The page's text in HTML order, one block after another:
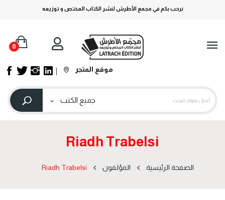
نرحب بكم في مجمع الأطرش لنشر الكتاب المختص و توزيعه
0
موقع المتجر
Riadh Trabelsi
الصفحة الرئيسية المؤلفون Riadh Trabelsi